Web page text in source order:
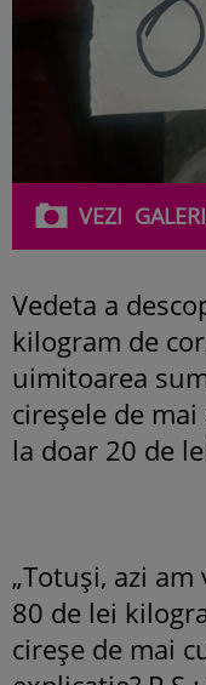
VEZI
Vedeta a
kilogram de
uimitoarea
cireșele de
la doar 20 de
„Totuși, azi
80 de lei
cireșe de mai